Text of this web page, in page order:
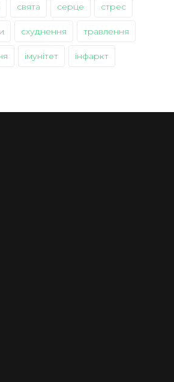
свята серце стрес
схуднення травлення
імунітет інфаркт